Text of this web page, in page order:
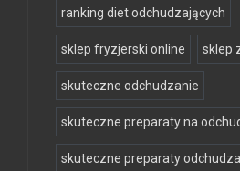
ranking diet odchudzających
sklep fryzjerski online sklep
skuteczne odchudzanie
skuteczne preparaty na
skuteczne preparaty